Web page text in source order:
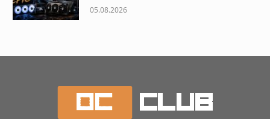
05.08.2026